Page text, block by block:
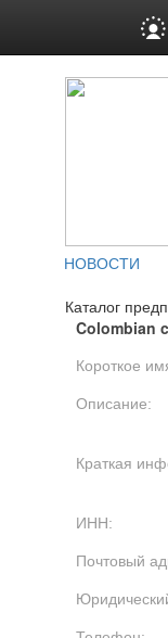
НОВОСТИ
Каталог
Colombian
Короткое
Описание:
Краткая
ИНН:
Почтовый